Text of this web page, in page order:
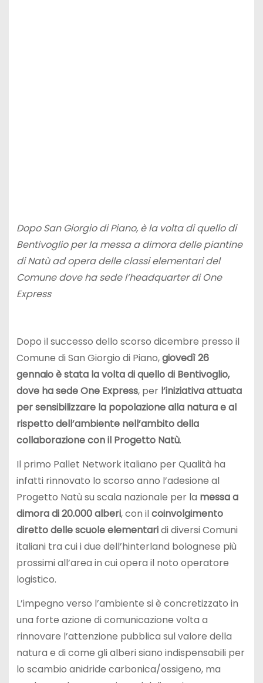
Dopo San Giorgio di Piano, è la volta di quello di
Bentivoglio per la messa a dimora delle piantine
di Natù ad opera delle classi elementari del
Comune dove ha sede l’headquarter di One
Express
Dopo il successo dello scorso dicembre presso il
Comune di San Giorgio di Piano,giovedì 26
gennaio è stata la volta di quello di Bentivoglio,
dove ha sede One Express, per l’iniziativa attuata
per sensibilizzare la popolazione alla natura e al
rispetto dell’ambiente nell’ambito della
collaborazione con il Progetto Natù.
Il primo Pallet Network italiano per Qualità ha
infatti rinnovato lo scorso anno l’adesione al
Progetto Natù su scala nazionale per la messa a
dimora di 20.000 alberi, con ilcoinvolgimento
diretto delle scuole elementaridi diversi Comuni
italiani tra cui i due dell’hinterland bolognese più
prossimi all’area in cui opera il noto operatore
logistico.
L’impegno verso l’ambiente si è concretizzato in
una forte azione di comunicazione volta a
rinnovare l’attenzione pubblica sul valore della
natura e di come gli alberi siano indispensabili per
lo scambio anidride carbonica/ossigeno, ma